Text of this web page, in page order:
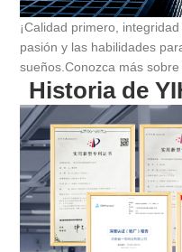
¡Calidad primero,
pasión y las habilidades
sueños.Conozca más
Historia de